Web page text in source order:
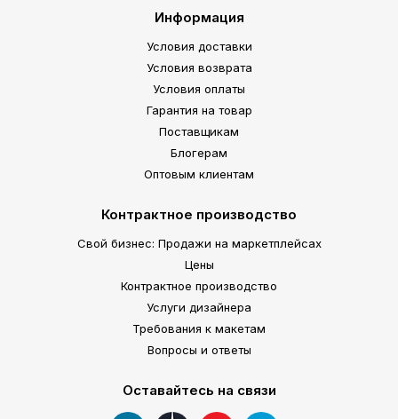
Информация
Условия доставки
Условия возврата
Условия оплаты
Гарантия на товар
Поставщикам
Блогерам
Оптовым клиентам
Контрактное производство
Свой бизнес: Продажи на маркетплейсах
Цены
Контрактное производство
Услуги дизайнера
Требования к макетам
Вопросы и ответы
Оставайтесь на связи